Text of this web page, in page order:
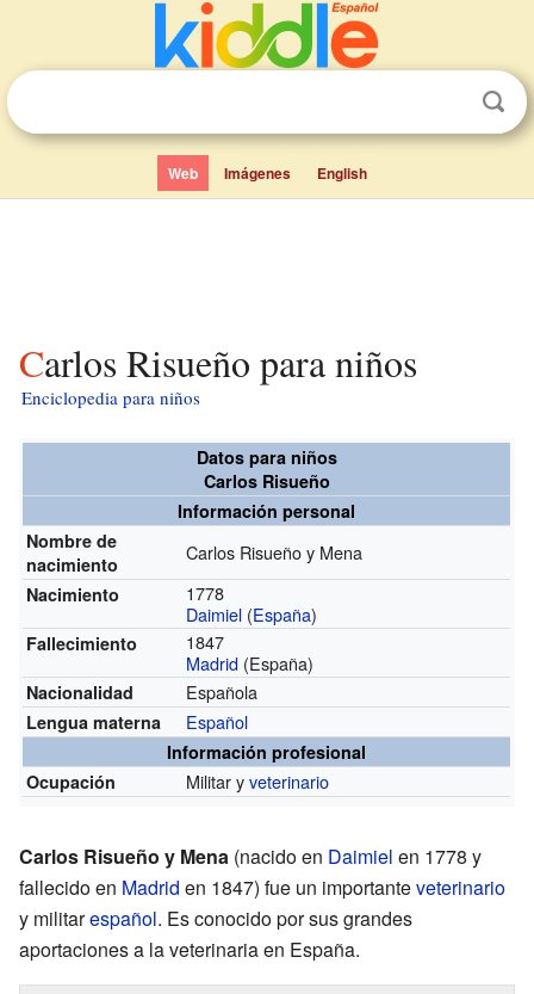
Web Imágenes English
Carlos Risueño para niños
Enciclopedia para niños
Datos para niños
Carlos Risueño
Información personal
Nombre de
nacimiento
Carlos Risueño y Mena
Nacimiento
1778
Daimiel (España)
Fallecimiento
1847
Madrid (España)
Nacionalidad Española
Lengua materna Español
Información profesional
Ocupación
Militar yveterinario
Carlos Risueño y Mena (nacido en Daimiel en 1778 y
fallecido en Madrid en 1847) fue un importanteveterinario
y militarespañol. Es conocido por sus grandes
aportaciones a la veterinaria en España.